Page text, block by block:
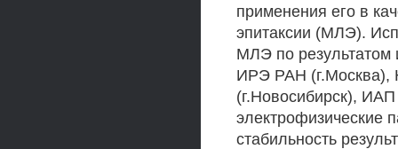
применения его в
эпитаксии (МЛЭ).
МЛЭ по результатом
ИРЭ РАН
(г.Новосибирск),
электрофизические
стабильность